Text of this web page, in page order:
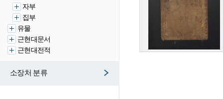
자부
집부
유물
근현대문서
근현대전적
소장처 분류